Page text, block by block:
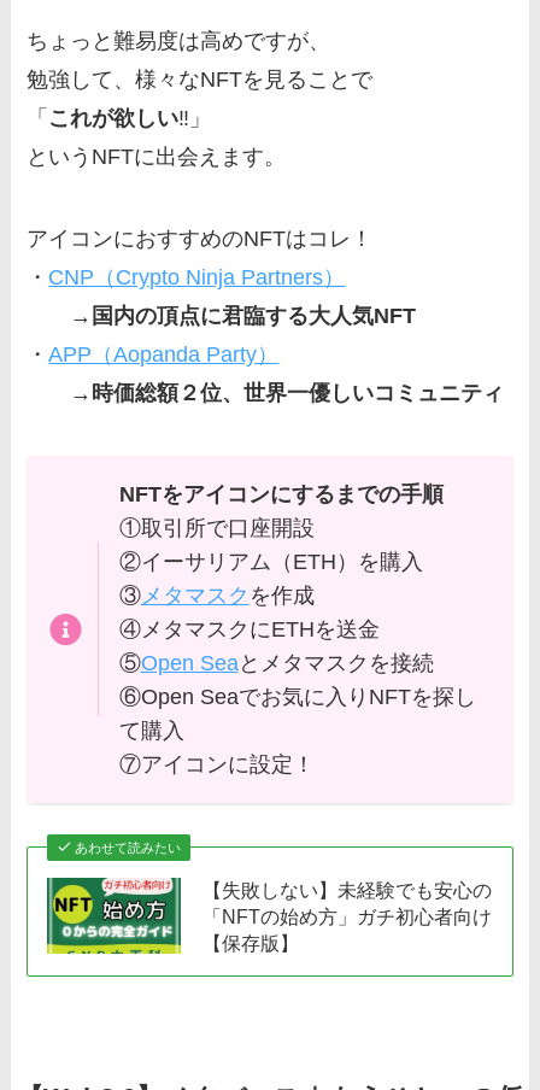
ちょっと難易度は高めですが、
勉強して、様々なNFTを見ることで
「 これが欲しい‼️」
というNFTに出会えます。
アイコンにおすすめのNFTはコレ！
・ CNP（Crypto Ninja Partners）
→国内の頂点に君臨する大人気NFT
・APP（Aopanda Party）
→時価総額２位、世界一優しいコミュニティ
NFTをアイコンにするまでの手順
①取引所で口座開設
②イーサリアム（ETH）を購入
③メタマスク を作成
④メタマスクにETHを送金
⑤Open Sea とメタマスクを接続
⑥Open Seaでお気に入りNFTを探し
て購入
⑦アイコンに設定！
あわせて読みたい
【失敗しない】未経験でも安心の
「NFTの始め方」ガチ初心者向け
【保存版】